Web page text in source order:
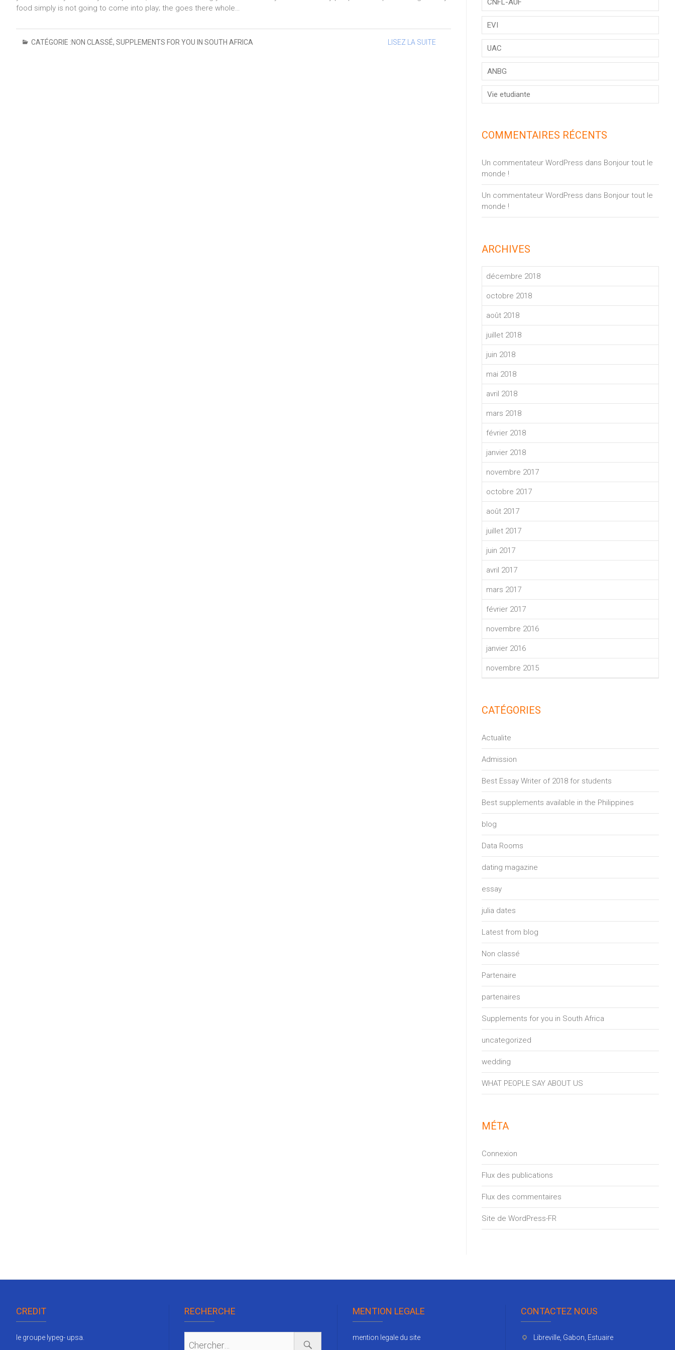
food simply is not going to come into play; the goes there whole…
CATÉGORIE :NON CLASSÉ, SUPPLEMENTS FOR YOU IN SOUTH AFRICA LISEZ LA SUITE
CNFL-AUF
EVI
UAC
ANBG
Vie etudiante
COMMENTAIRES RÉCENTS
Un commentateur WordPress dans Bonjour tout le
monde !
Un commentateur WordPress dans Bonjour tout le
monde !
ARCHIVES
décembre 2018
octobre 2018
août 2018
juillet 2018
juin 2018
mai 2018
avril 2018
mars 2018
février 2018
janvier 2018
novembre 2017
octobre 2017
août 2017
juillet 2017
juin 2017
avril 2017
mars 2017
février 2017
novembre 2016
janvier 2016
novembre 2015
CATÉGORIES
Actualite
Admission
Best Essay Writer of 2018 for students
Best supplements available in the Philippines
blog
Data Rooms
dating magazine
essay
julia dates
Latest from blog
Non classé
Partenaire
partenaires
Supplements for you in South Africa
uncategorized
wedding
WHAT PEOPLE SAY ABOUT US
MÉTA
Connexion
Flux des publications
Flux des commentaires
Site de WordPress-FR
CREDIT
le groupe lypeg- upsa.
RECHERCHE MENTION LEGALE
mention legale du site
CONTACTEZ NOUS
Libreville, Gabon, Estuaire